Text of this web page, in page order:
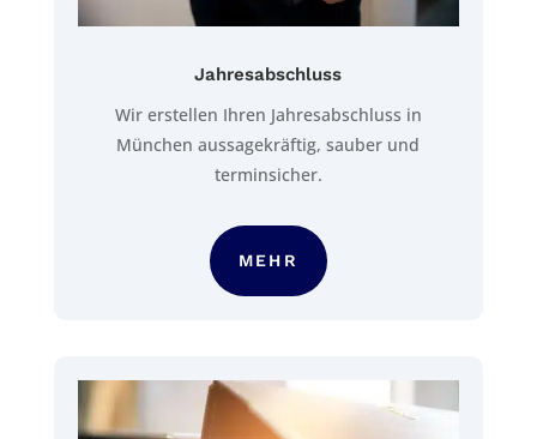
Jahresabschluss
Wir erstellen Ihren Jahresabschluss in
München aussagekräftig, sauber und
terminsicher.
MEHR